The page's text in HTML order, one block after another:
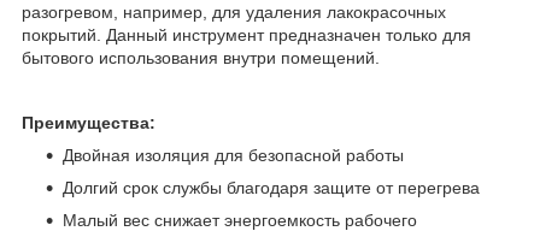
разогревом, например, для удаления лакокрасочных
покрытий. Данный инструмент предназначен только для
бытового использования внутри помещений.
Преимущества:
Двойная изоляция для безопасной работы
Долгий срок службы благодаря защите от перегрева
Малый вес снижает энергоемкость рабочего